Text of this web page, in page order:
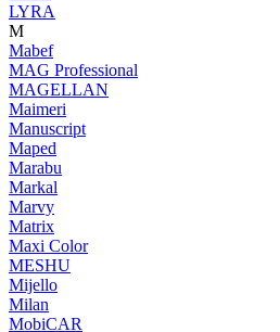
LYRA
M
Mabef
MAG Professional
MAGELLAN
Maimeri
Manuscript
Maped
Marabu
Markal
Marvy
Matrix
Maxi Color
MESHU
Mijello
Milan
MobiCAR